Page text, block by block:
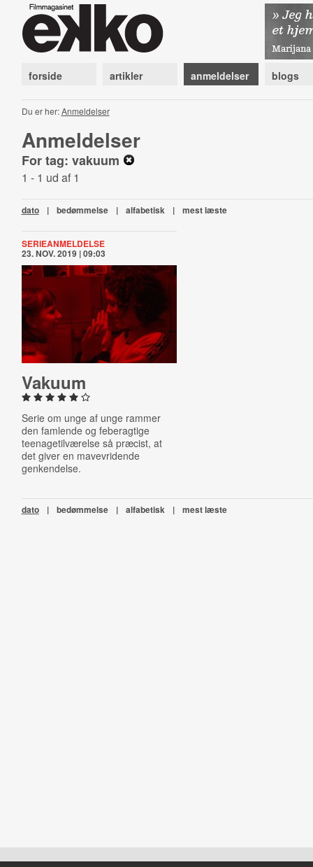
forside artikler anmeldelser blogs
Du er her:Anmeldelser
Anmeldelser
For tag: vakuum
1 - 1 ud af 1
dato | bedømmelse | alfabetisk | mest læste
SERIEANMELDELSE
23. NOV. 2019 | 09:03
Vakuum
Serie om unge af unge rammer
den famlende og feberagtige
teenagetilværelse så præcist, at
det giver en mavevridende
genkendelse.
dato | bedømmelse | alfabetisk | mest læste